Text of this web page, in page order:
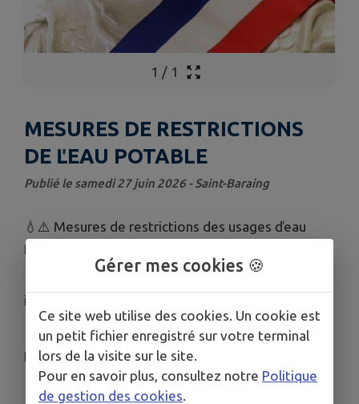
1 / 1
MESURES DE RESTRICTIONS
DE ĽEAU POTABLE
Publié le samedi 27 juin 2026 - Saint-Baraing
💧⚠️ Mesures de restrictions des usages ďeau
potable 🌍
interdit sauf jeunes plants de moins de 2 ans
🔸️Arrosage des massifs 🌺fleuris 🌻(jardinières et
pleine terre)🚫 Interdiction de 11h à 19h🌞🌝
Gérer mes cookies 🍪
Ce site web utilise des cookies. Un cookie est
un petit fichier enregistré sur votre terminal
lors de la visite sur le site.
Pour en savoir plus, consultez notre Politique
de gestion des cookies.